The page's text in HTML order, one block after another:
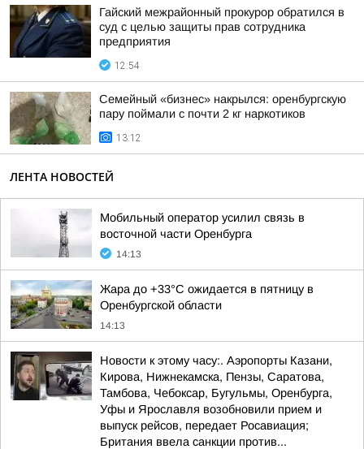
Гайский межрайонный прокурор обратился в
суд с целью защиты прав сотрудника
предприятия
12:54
Семейный «бизнес» накрылся: оренбургскую
пару поймали с почти 2 кг наркотиков
13:12
ЛЕНТА НОВОСТЕЙ
Мобильный оператор усилил связь в
восточной части Оренбурга
14:13
Жара до +33°С ожидается в пятницу в
Оренбургской области
14:13
Новости к этому часу:. Аэропорты Казани,
Кирова, Нижнекамска, Пензы, Саратова,
Тамбова, Чебоксар, Бугульмы, Оренбурга,
Уфы и Ярославля возобновили прием и
выпуск рейсов, передает Росавиация;
Британия ввела санкции против...